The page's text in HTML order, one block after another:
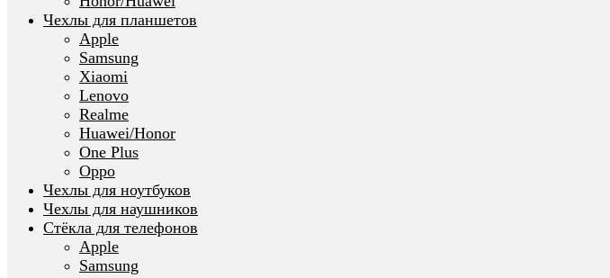
Чехлы для планшетов
Apple
Samsung
Xiaomi
Lenovo
Realme
Huawei/Honor
One Plus
Oppo
Чехлы для ноутбуков
Чехлы для наушников
Стёкла для телефонов
Apple
Samsung